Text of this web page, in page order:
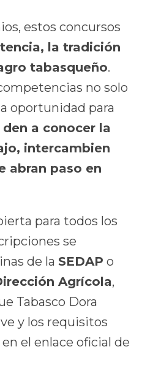
estos concursos
la tradición
tabasqueño.
no solo
oportunidad para
den a conocer la
intercambien
abran paso en
para todos los
se
de la SEDAP o
Agrícola,
Tabasco Dora
y los requisitos
el enlace oficial de